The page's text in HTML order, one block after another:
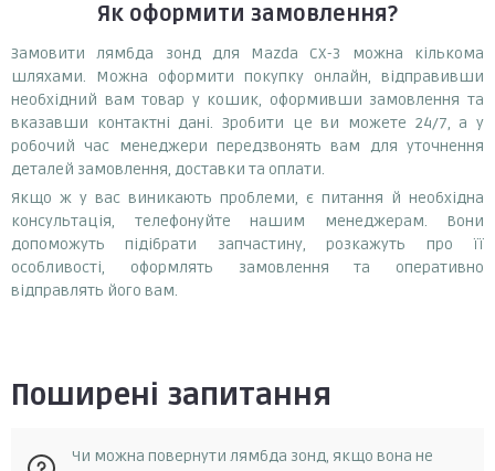
Як оформити замовлення?
Замовити лямбда зонд для Mazda CX-3 можна кількома
шляхами. Можна оформити покупку онлайн, відправивши
необхідний вам товар у кошик, оформивши замовлення та
вказавши контактні дані. Зробити це ви можете 24/7, а у
робочий час менеджери передзвонять вам для уточнення
деталей замовлення, доставки та оплати.
Якщо ж у вас виникають проблеми, є питання й необхідна
консультація, телефонуйте нашим менеджерам. Вони
допоможуть підібрати запчастину, розкажуть про її
особливості, оформлять замовлення та оперативно
відправлять його вам.
Поширені запитання
Чи можна повернути лямбда зонд, якщо вона не